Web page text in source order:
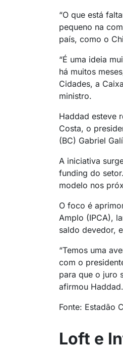
“O que está
pequeno na
país, como o
“É uma ideia
há muitos
Cidades, a
ministro.
Haddad esteve
Costa, o
(BC) Gabriel
A iniciativa
funding do
modelo nos
O foco é
Amplo (IPCA),
saldo devedor,
“Temos uma
com o
para que o juro
afirmou Haddad.
Fonte: Estadão
Loft e